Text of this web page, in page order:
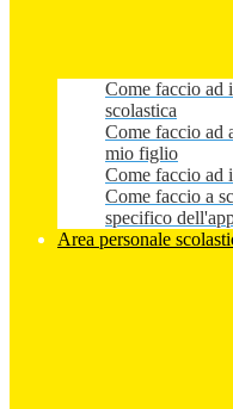
Come faccio ad
scolastica
Come faccio ad
mio figlio
Come faccio ad
Come faccio a
specifico
Area personale